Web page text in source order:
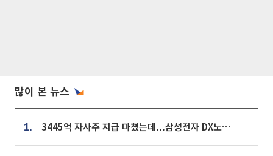
많이 본 뉴스
1. 3445억 자사주 지급 마쳤는데...삼성전자 DX노조, 뒤늦은 '떼쓰기 집회'